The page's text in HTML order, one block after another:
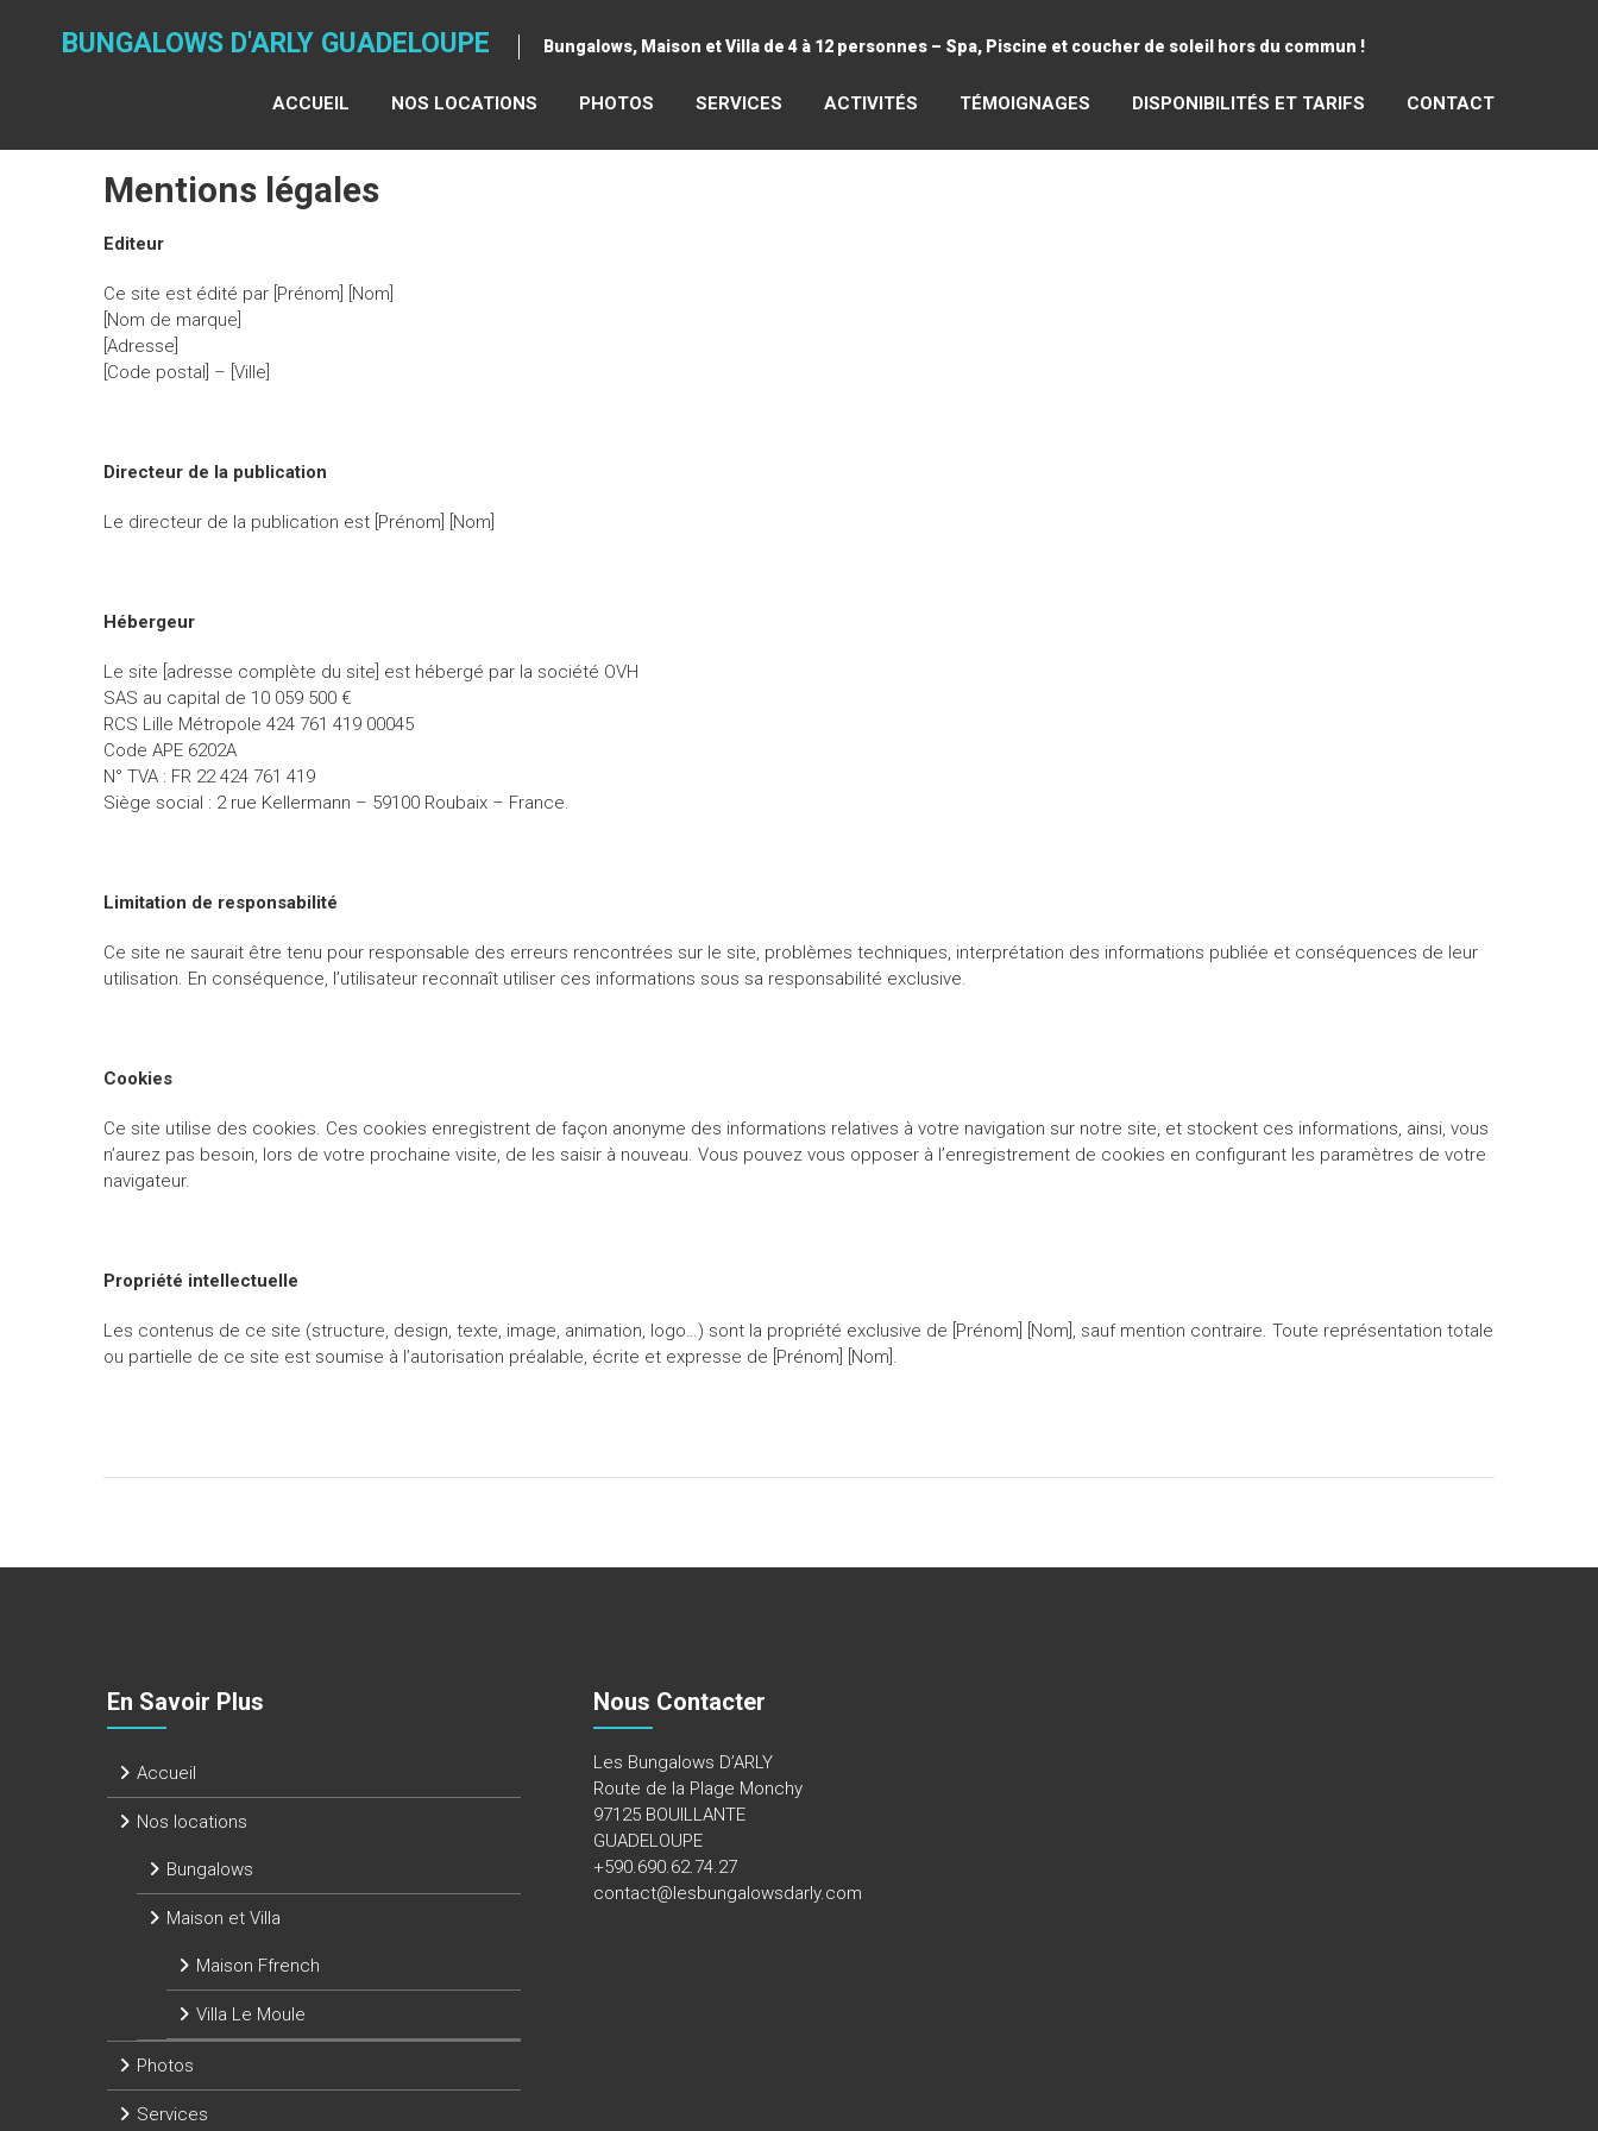
BUNGALOWS D'ARLY GUADELOUPE Bungalows, Maison et Villa de 4 à 12 personnes – Spa, Piscine et coucher de soleil hors du commun !
ACCUEIL NOS LOCATIONS PHOTOS SERVICES ACTIVITÉS TÉMOIGNAGES DISPONIBILITÉS ET TARIFS CONTACT
Mentions légales
Editeur
Ce site est édité par [Prénom] [Nom]
[Nom de marque]
[Adresse]
[Code postal] – [Ville]
Directeur de la publication
Le directeur de la publication est [Prénom] [Nom]
Hébergeur
Le site [adresse complète du site] est hébergé par la société OVH
SAS au capital de 10 059 500 €
RCS Lille Métropole 424 761 419 00045
Code APE 6202A
N° TVA : FR 22 424 761 419
Siège social : 2 rue Kellermann – 59100 Roubaix – France.
Limitation de responsabilité
Ce site ne saurait être tenu pour responsable des erreurs rencontrées sur le site, problèmes techniques, interprétation des informations publiée et conséquences de leur
utilisation. En conséquence, l’utilisateur reconnaît utiliser ces informations sous sa responsabilité exclusive.
Cookies
Ce site utilise des cookies. Ces cookies enregistrent de façon anonyme des informations relatives à votre navigation sur notre site, et stockent ces informations, ainsi, vous
n’aurez pas besoin, lors de votre prochaine visite, de les saisir à nouveau. Vous pouvez vous opposer à l’enregistrement de cookies en configurant les paramètres de votre
navigateur.
Propriété intellectuelle
Les contenus de ce site (structure, design, texte, image, animation, logo…) sont la propriété exclusive de [Prénom] [Nom], sauf mention contraire. Toute représentation totale
ou partielle de ce site est soumise à l’autorisation préalable, écrite et expresse de [Prénom] [Nom].
En Savoir Plus
Accueil
Nos locations
Bungalows
Maison et Villa
Maison Ffrench
Villa Le Moule
Photos
Services
Nous Contacter
Les Bungalows D’ARLY
Route de la Plage Monchy
97125 BOUILLANTE
GUADELOUPE
+590.690.62.74.27
contact@lesbungalowsdarly.com